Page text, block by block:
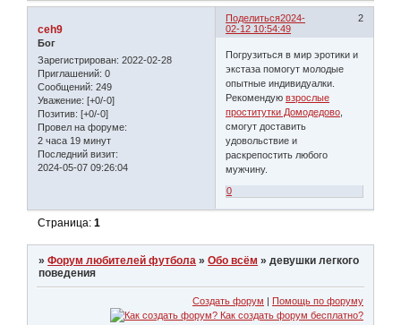
Поделиться 2
2024-
02-12 10:54:49
ceh9
Бог
Зарегистрирован: 2022-02-28
Приглашений: 0
Сообщений: 249
Уважение: [+0/-0]
Позитив: [+0/-0]
Провел на форуме:
2 часа 19 минут
Последний визит:
2024-05-07 09:26:04
Погрузиться в мир эротики и
экстаза помогут молодые
опытные индивидуалки.
Рекомендуювзрослые
проститутки Домодедово
смогут доставить
удовольствие и
раскрепостить любого
мужчину.
0
Страница:1
»Форум любителей футбола »Обо всём »девушки легкого
поведения
Создать форум Помощь по форуму